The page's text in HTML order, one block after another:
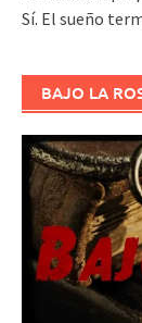
Sí. El sueño
BAJO LA